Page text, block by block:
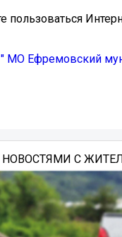
пользоваться
МО Ефремовский
С